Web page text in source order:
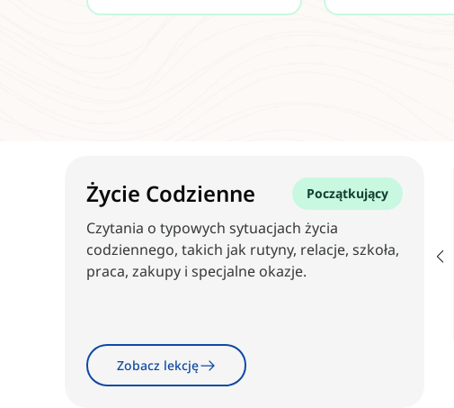
Życie Codzienne Początkujący
Czytania o typowych sytuacjach życia
codziennego, takich jak rutyny, relacje, szkoła,
praca, zakupy i specjalne okazje.
Zobacz lekcję